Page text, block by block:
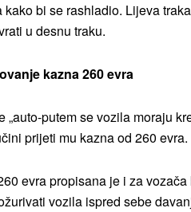
kako bi se rashladio. Lijeva
u desnu traku.
kazna 260 evra
„auto-putem se vozila moraju
prijeti mu kazna od 260 evra.
evra propisana je i za
vozila ispred sebe